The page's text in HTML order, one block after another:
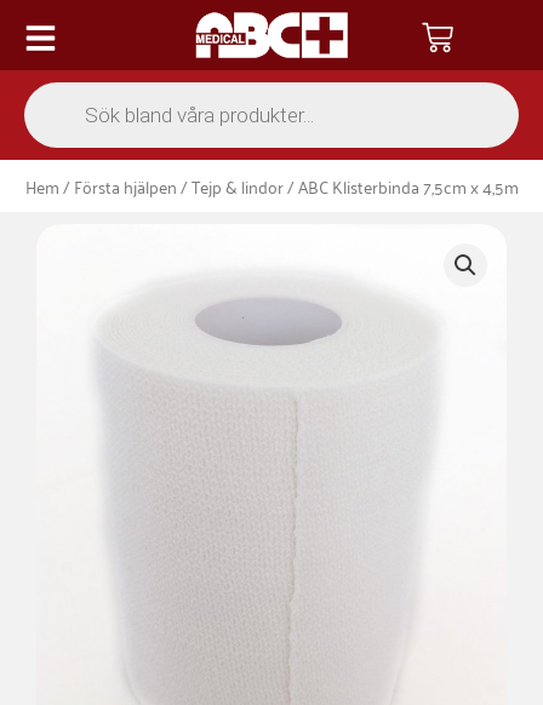
innehåll
Products
search
Hem/Första hjälpen/Tejp & lindor/ ABC Klisterbinda 7,5cm x 4,5m